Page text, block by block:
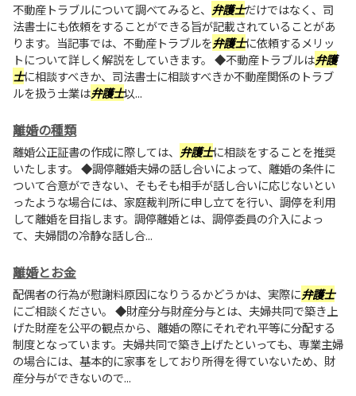
不動産トラブルについて調べてみると、 弁護士だけではなく、司
法書士にも依頼をすることができる旨が記載されていることがあ
ります。当記事では、不動産トラブルを弁護士に依頼するメリッ
トについて詳しく解説をしていきます。 ◆不動産トラブルは弁護
士に相談すべきか、司法書士に相談すべきか不動産関係のトラブ
ルを扱う士業は弁護士以...
離婚の種類
離婚公正証書の作成に際しては、 弁護士に相談をすることを推奨
いたします。 ◆調停離婚夫婦の話し合いによって、離婚の条件に
ついて合意ができない、そもそも相手が話し合いに応じないとい
ったような場合には、家庭裁判所に申し立てを行い、調停を利用
して離婚を目指します。調停離婚とは、調停委員の介入によっ
て、夫婦間の冷静な話し合...
離婚とお金
配偶者の行為が慰謝料原因になりうるかどうかは、実際に弁護士
にご相談ください。 ◆財産分与財産分与とは、夫婦共同で築き上
げた財産を公平の観点から、離婚の際にそれぞれ平等に分配する
制度となっています。夫婦共同で築き上げたといっても、専業主婦
の場合には、基本的に家事をしており所得を得ていないため、財
産分与ができないので...